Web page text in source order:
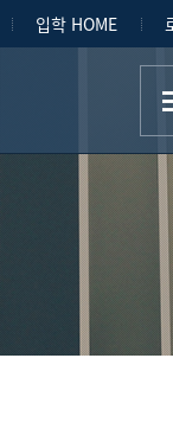
입학 HOME